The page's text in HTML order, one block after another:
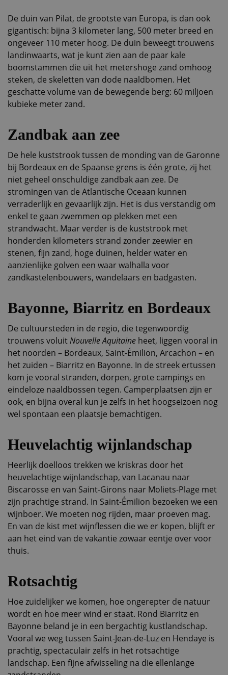
De duin van Pilat, de grootste van Europa, is dan ook
gigantisch: bijna 3 kilometer lang, 500 meter breed en
ongeveer 110 meter hoog. De duin beweegt trouwens
landinwaarts, wat je kunt zien aan de paar kale
boomstammen die uit het metershoge zand omhoog
steken, de skeletten van dode naaldbomen. Het
geschatte volume van de bewegende berg: 60 miljoen
kubieke meter zand.
Zandbak aan zee
De hele kuststrook tussen de monding van de Garonne
bij Bordeaux en de Spaanse grens is één grote, zij het
niet geheel onschuldige zandbak aan zee. De
stromingen van de Atlantische Oceaan kunnen
verraderlijk en gevaarlijk zijn. Het is dus verstandig om
enkel te gaan zwemmen op plekken met een
strandwacht. Maar verder is de kuststrook met
honderden kilometers strand zonder zeewier en
stenen, fijn zand, hoge duinen, helder water en
aanzienlijke golven een waar walhalla voor
zandkastelenbouwers, wandelaars en badgasten.
Bayonne, Biarritz en Bordeaux
De cultuursteden in de regio, die tegenwoordig
trouwens voluitNouvelle Aquitaine heet, liggen vooral in
het noorden – Bordeaux, Saint-Émilion, Arcachon – en
het zuiden – Biarritz en Bayonne. In de streek ertussen
kom je vooral stranden, dorpen, grote campings en
eindeloze naaldbossen tegen. Camperplaatsen zijn er
ook, en bijna overal kun je zelfs in het hoogseizoen nog
wel spontaan een plaatsje bemachtigen.
Heuvelachtig wijnlandschap
Heerlijk doelloos trekken we kriskras door het
heuvelachtige wijnlandschap, van Lacanau naar
Biscarosse en van Saint-Girons naar Moliets-Plage met
zijn prachtige strand. In Saint-Émilion bezoeken we een
wijnboer. We moeten nog rijden, maar proeven mag.
En van de kist met wijnflessen die we er kopen, blijft er
aan het eind van de vakantie zowaar eentje over voor
thuis.
Rotsachtig
Hoe zuidelijker we komen, hoe ongerepter de natuur
wordt en hoe meer wind er staat. Rond Biarritz en
Bayonne beland je in een bergachtig kustlandschap.
Vooral we weg tussen Saint-Jean-de-Luz en Hendaye is
prachtig, spectaculair zelfs in het rotsachtige
landschap. Een fijne afwisseling na die ellenlange